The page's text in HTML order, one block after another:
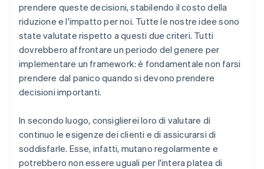
prendere queste decisioni, stabilendo il costo della
riduzione e l'impatto per noi. Tutte le nostre idee sono
state valutate rispetto a questi due criteri. Tutti
dovrebbero affrontare un periodo del genere per
implementare un framework: è fondamentale non farsi
prendere dal panico quando si devono prendere
decisioni importanti.
In secondo luogo, consiglierei loro di valutare di
continuo le esigenze dei clienti e di assicurarsi di
soddisfarle. Esse, infatti, mutano regolarmente e
potrebbero non essere uguali per l'intera platea di